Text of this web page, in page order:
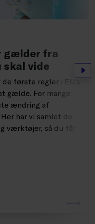
gælder fra
skal vide
de første regler i EU's
gælde. For mange
ændring af
har vi samlet de
værktøjer, så du får